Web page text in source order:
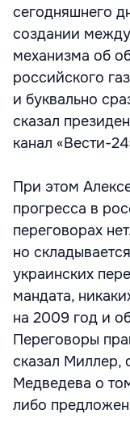
сегодняшнего
создании
механизма об
российского
и буквально
сказал
канал «Вести-
При этом
прогресса в
переговорах
но
украинских
мандата,
на 2009 год и
Переговоры
сказал Миллер,
Медведева о
либо